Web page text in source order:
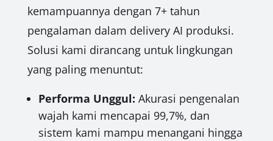
kemampuannya dengan 7+ tahun
pengalaman dalam delivery AI produksi.
Solusi kami dirancang untuk lingkungan
yang paling menuntut:
Performa Unggul: Akurasi pengenalan
wajah kami mencapai 99,7%, dan
sistem kami mampu menangani hingga